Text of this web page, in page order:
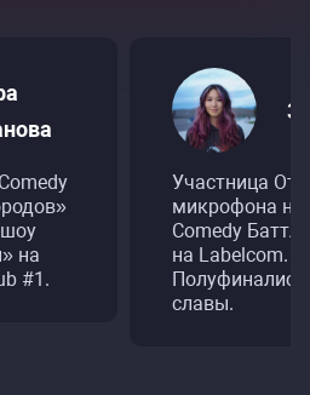
на
#1.
Участница
микрофона на
Comedy
на Labelcom.
славы.